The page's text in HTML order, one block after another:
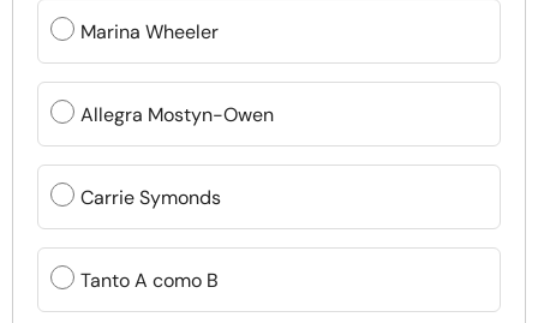
Marina Wheeler
Allegra Mostyn-Owen
Carrie Symonds
Tanto A como B